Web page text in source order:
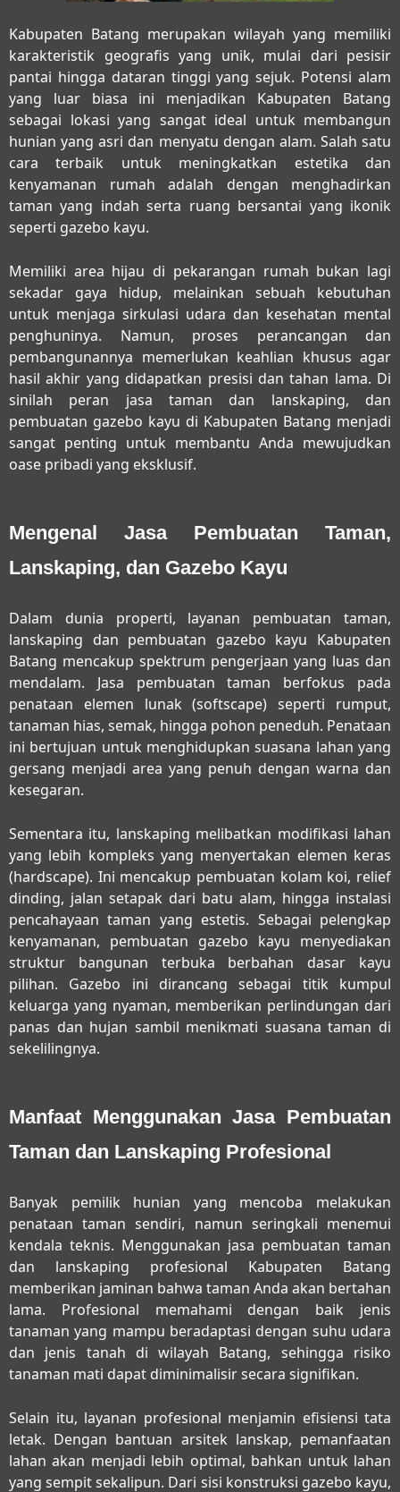
Kabupaten Batang merupakan wilayah yang memiliki
karakteristik geografis yang unik, mulai dari pesisir
pantai hingga dataran tinggi yang sejuk. Potensi alam
yang luar biasa ini menjadikan Kabupaten Batang
sebagai lokasi yang sangat ideal untuk membangun
hunian yang asri dan menyatu dengan alam. Salah satu
cara terbaik untuk meningkatkan estetika dan
kenyamanan rumah adalah dengan menghadirkan
taman yang indah serta ruang bersantai yang ikonik
seperti gazebo kayu.
Memiliki area hijau di pekarangan rumah bukan lagi
sekadar gaya hidup, melainkan sebuah kebutuhan
untuk menjaga sirkulasi udara dan kesehatan mental
penghuninya. Namun, proses perancangan dan
pembangunannya memerlukan keahlian khusus agar
hasil akhir yang didapatkan presisi dan tahan lama. Di
sinilah peran jasa taman dan lanskaping, dan
pembuatan gazebo kayu di Kabupaten Batang menjadi
sangat penting untuk membantu Anda mewujudkan
oase pribadi yang eksklusif.
Mengenal Jasa Pembuatan Taman,
Lanskaping, dan Gazebo Kayu
Dalam dunia properti, layanan pembuatan taman,
lanskaping dan pembuatan gazebo kayu Kabupaten
Batang mencakup spektrum pengerjaan yang luas dan
mendalam. Jasa pembuatan taman berfokus pada
penataan elemen lunak (softscape) seperti rumput,
tanaman hias, semak, hingga pohon peneduh. Penataan
ini bertujuan untuk menghidupkan suasana lahan yang
gersang menjadi area yang penuh dengan warna dan
kesegaran.
Sementara itu, lanskaping melibatkan modifikasi lahan
yang lebih kompleks yang menyertakan elemen keras
(hardscape). Ini mencakup pembuatan kolam koi, relief
dinding, jalan setapak dari batu alam, hingga instalasi
pencahayaan taman yang estetis. Sebagai pelengkap
kenyamanan, pembuatan gazebo kayu menyediakan
struktur bangunan terbuka berbahan dasar kayu
pilihan. Gazebo ini dirancang sebagai titik kumpul
keluarga yang nyaman, memberikan perlindungan dari
panas dan hujan sambil menikmati suasana taman di
sekelilingnya.
Manfaat Menggunakan Jasa Pembuatan
Taman dan Lanskaping Profesional
Banyak pemilik hunian yang mencoba melakukan
penataan taman sendiri, namun seringkali menemui
kendala teknis. Menggunakan jasa pembuatan taman
dan lanskaping profesional Kabupaten Batang
memberikan jaminan bahwa taman Anda akan bertahan
lama. Profesional memahami dengan baik jenis
tanaman yang mampu beradaptasi dengan suhu udara
dan jenis tanah di wilayah Batang, sehingga risiko
tanaman mati dapat diminimalisir secara signifikan.
Selain itu, layanan profesional menjamin efisiensi tata
letak. Dengan bantuan arsitek lanskap, pemanfaatan
lahan akan menjadi lebih optimal, bahkan untuk lahan
yang sempit sekalipun. Dari sisi konstruksi gazebo kayu,